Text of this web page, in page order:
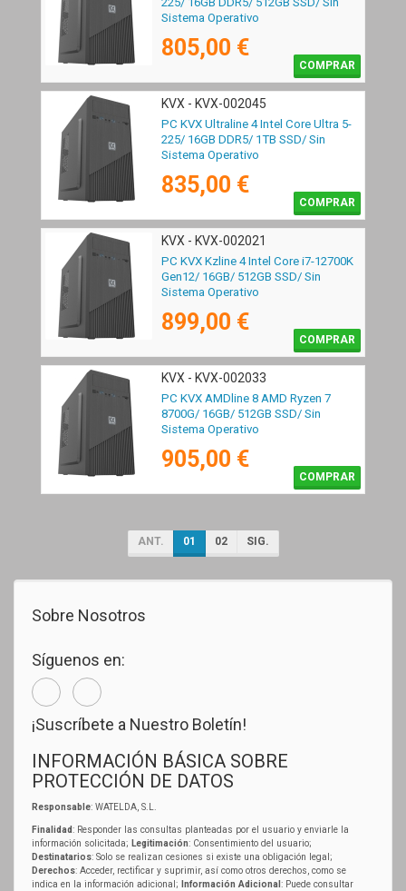
Sistema Operativo
805,00 €
COMPRAR
KVX - KVX-002045
PC KVX Ultraline 4 Intel Core Ultra 5-
225/ 16GB DDR5/ 1TB SSD/ Sin
Sistema Operativo
835,00 €
COMPRAR
KVX - KVX-002021
PC KVX Kzline 4 Intel Core i7-12700K
Gen12/ 16GB/ 512GB SSD/ Sin
Sistema Operativo
899,00 €
COMPRAR
KVX - KVX-002033
PC KVX AMDline 8 AMD Ryzen 7
8700G/ 16GB/ 512GB SSD/ Sin
Sistema Operativo
905,00 €
COMPRAR
ANT. 01 02 SIG.
Sobre Nosotros
Síguenos en:
¡Suscríbete a Nuestro Boletín!
INFORMACIÓN BÁSICA SOBRE
PROTECCIÓN DE DATOS
Responsable: WATELDA, S.L.
Finalidad: Responder las consultas planteadas por el usuario y enviarle la
información solicitada; Legitimación: Consentimiento del usuario;
Destinatarios: Solo se realizan cesiones si existe una obligación legal;
Derechos: Acceder, rectificar y suprimir, así como otros derechos, como se
indica en la información adicional;
Información Adicional : Puede consultar